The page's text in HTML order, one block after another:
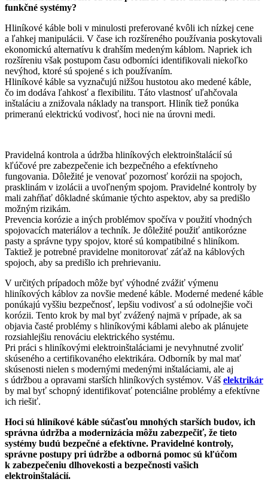
funkčné systémy?
Hliníkové káble boli v minulosti preferované kvôli ich nízkej cene
a ľahkej manipulácii. V čase ich rozšíreného používania poskytovali
ekonomickú alternatívu k drahším medeným káblom. Napriek ich
rozšíreniu však postupom času odborníci identifikovali niekoľko
nevýhod, ktoré sú spojené s ich používaním.
Hliníkové káble sa vyznačujú nižšou hustotou ako medené káble,
čo im dodáva ľahkosť a flexibilitu. Táto vlastnosť uľahčovala
inštaláciu a znižovala náklady na transport. Hliník tiež ponúka
primeranú elektrickú vodivosť, hoci nie na úrovni medi.
Pravidelná kontrola a údržba hliníkových elektroinštalácií sú
kľúčové pre zabezpečenie ich bezpečného a efektívneho
fungovania. Dôležité je venovať pozornosť korózii na spojoch,
prasklinám v izolácii a uvoľneným spojom. Pravidelné kontroly by
mali zahŕňať dôkladné skúmanie týchto aspektov, aby sa predišlo
možným rizikám.
Prevencia korózie a iných problémov spočíva v použití vhodných
spojovacích materiálov a techník. Je dôležité použiť antikorózne
pasty a správne typy spojov, ktoré sú kompatibilné s hliníkom.
Taktiež je potrebné pravidelne monitorovať záťaž na káblových
spojoch, aby sa predišlo ich prehrievaniu.
V určitých prípadoch môže byť výhodné zvážiť výmenu
hliníkových káblov za novšie medené káble. Moderné medené káble
ponúkajú vyššiu bezpečnosť, lepšiu vodivosť a sú odolnejšie voči
korózii. Tento krok by mal byť zvážený najmä v prípade, ak sa
objavia časté problémy s hliníkovými káblami alebo ak plánujete
rozsiahlejšiu renováciu elektrického systému.
Pri práci s hliníkovými elektroinštaláciami je nevyhnutné zvoliť
skúseného a certifikovaného elektrikára. Odborník by mal mať
skúsenosti nielen s modernými medenými inštaláciami, ale aj
s údržbou a opravami starších hliníkových systémov. Váš elektrikár
by mal byť schopný identifikovať potenciálne problémy a efektívne
ich riešiť.
Hoci sú hliníkové káble súčasťou mnohých starších budov, ich
správna údržba a modernizácia môžu zabezpečiť, že tieto
systémy budú bezpečné a efektívne. Pravidelné kontroly,
správne postupy pri údržbe a odborná pomoc sú kľúčom
k zabezpečeniu dlhovekosti a bezpečnosti vašich
elektroinštalácií.